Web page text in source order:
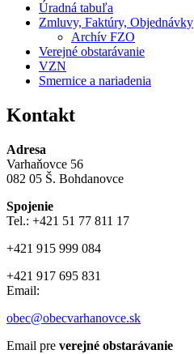
Úradná tabuľa
Zmluvy, Faktúry, Objednávky
Archív FZO
Verejné obstarávanie
VZN
Smernice a nariadenia
Kontakt
Adresa
Varhaňovce 56
082 05 Š. Bohdanovce
Spojenie
Tel.: +421 51 77 811 17
+421 915 999 084
+421 917 695 831
Email:
obec@obecvarhanovce.sk
Email pre verejné obstarávanie